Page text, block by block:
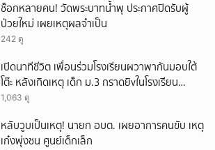
ช็อกหลายคน! วัดพระบาทน้ำพุ ประกาศปิดรับผู้
ป่วยใหม่ เผยเหตุผลจำเป็น
242 ดู
เปิดนาทีชีวิต เพื่อนร่วมโรงเรียนผวาพากันมอบใต้
โต๊ะ หลังเกิดเหตุ เด็ก ม.3 กราดยิvในโรงเรียน
เทพศิรินทร์นนท์ แบบไม่เลือกหน้า เสียงปืนดังสนั่น
1,063 ดู
หลับวูบเป็นเหตุ! นายก อบต. เผยอาการคนขับ เหตุ
เก๋งพุ่งชน ศูนย์เด็กเล็ก